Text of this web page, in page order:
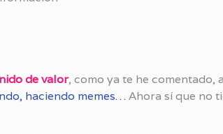
de valor, como ya te he comentado,
haciendo memes…Ahora sí que no